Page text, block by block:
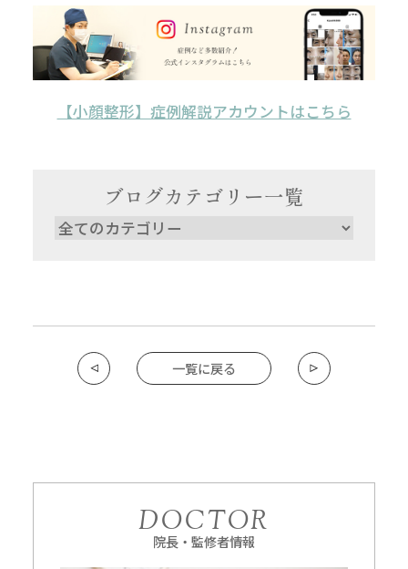
【小顔整形】症例解説アカウントはこちら
ブログカテゴリー一覧
一覧に戻る
DOCTOR
院長・監修者情報